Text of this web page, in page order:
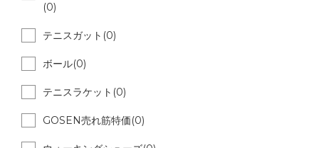
(0)
テニスガット(0)
ボール(0)
テニスラケット(0)
GOSEN売れ筋特価(0)